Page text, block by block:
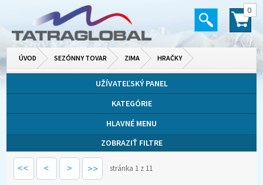
0
ÚVOD SEZÓNNY TOVAR ZIMA HRAČKY
UŽÍVATEĽSKÝ PANEL
KATEGÓRIE
HLAVNÉ MENU
ZOBRAZIŤ FILTRE
stránka 1 z 11